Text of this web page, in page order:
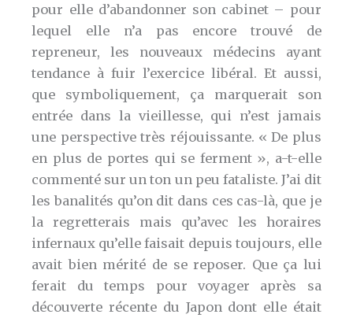
pour elle d’abandonner son cabinet – pour
lequel elle n’a pas encore trouvé de
repreneur, les nouveaux médecins ayant
tendance à fuir l’exercice libéral. Et aussi,
que symboliquement, ça marquerait son
entrée dans la vieillesse, qui n’est jamais
une perspective très réjouissante. « De plus
en plus de portes qui se ferment », a-t-elle
commenté sur un ton un peu fataliste. J’ai dit
les banalités qu’on dit dans ces cas-là, que je
la regretterais mais qu’avec les horaires
infernaux qu’elle faisait depuis toujours, elle
avait bien mérité de se reposer. Que ça lui
ferait du temps pour voyager après sa
découverte récente du Japon dont elle était